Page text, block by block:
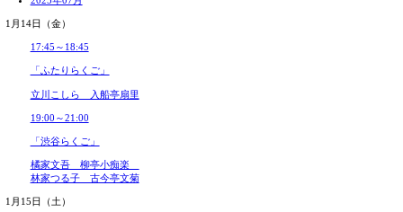
2026年04月
2026年03月
2026年02月
2026年01月
2025年12月
2025年10月
2025年09月
2025年08月
2025年07月
2025年06月